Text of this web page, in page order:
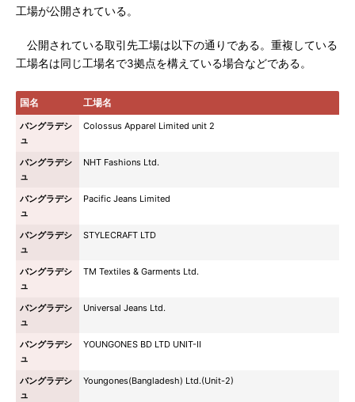
工場が公開されている。
公開されている取引先工場は以下の通りである。重複している
工場名は同じ工場名で3拠点を構えている場合などである。
国名 工場名
バングラデシ
ュ
Colossus Apparel Limited unit 2
バングラデシ
ュ
NHT Fashions Ltd.
バングラデシ
ュ
Pacific Jeans Limited
バングラデシ
ュ
STYLECRAFT LTD
バングラデシ
ュ
TM Textiles & Garments Ltd.
バングラデシ
ュ
Universal Jeans Ltd.
バングラデシ
ュ
YOUNGONES BD LTD UNIT-II
バングラデシ
ュ
Youngones(Bangladesh) Ltd.(Unit-2)